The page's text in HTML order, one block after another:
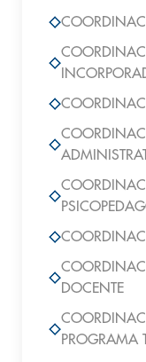
DOCENTE
PROGRAMA